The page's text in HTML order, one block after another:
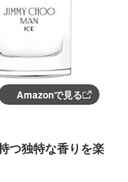
Amazonで見る
つ独特な香りを楽